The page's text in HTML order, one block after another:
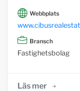
Webbplats
Bransch
Fastighetsbolag
Läs mer